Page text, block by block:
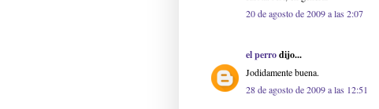
20 de agosto de 2009 a las 2:07
el perrodijo...
Jodidamente buena.
28 de agosto de 2009 a las 12:51